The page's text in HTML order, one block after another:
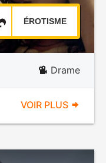
ÉROTISME
Drame
VOIR PLUS